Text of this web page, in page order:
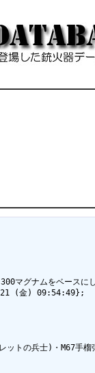
グナムをベース
07-21 (金) 09:54:49};
ットの兵士)・